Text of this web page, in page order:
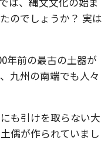
のでしょうか？ 実は
年前の最古の土器が
九州の南端でも人々
も引けを取らない大
偶が作られていまし